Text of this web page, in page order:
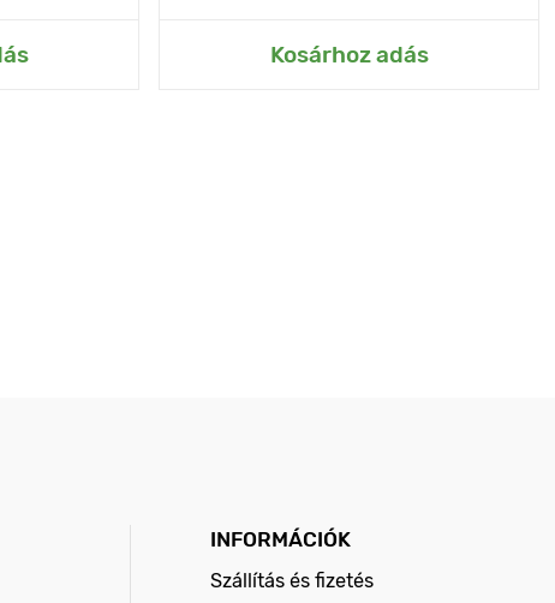
Kosárhoz adás
INFORMÁCIÓK
Szállítás és fizetés